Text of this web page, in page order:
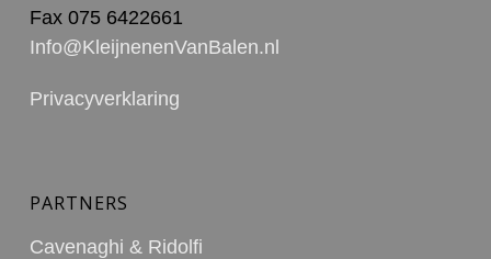
Fax 075 6422661
Info@KleijnenenVanBalen.nl
Privacyverklaring
PARTNERS
Cavenaghi & Ridolfi